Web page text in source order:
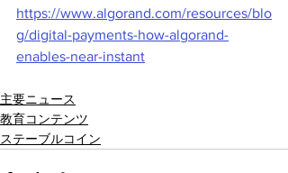
https://www.algorand.com/resources/blo
g/digital-payments-how-algorand-
enables-near-instant
主要ニュース
教育コンテンツ
ステーブルコイン